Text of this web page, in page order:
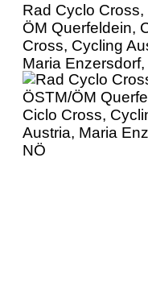
Rad Cyclo Cross,
ÖM Querfeldein,
Cross, Cycling
Maria